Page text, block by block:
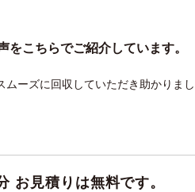
こちらでご紹介しています。
ムーズに回収していただき助かりま
お見積りは無料です。